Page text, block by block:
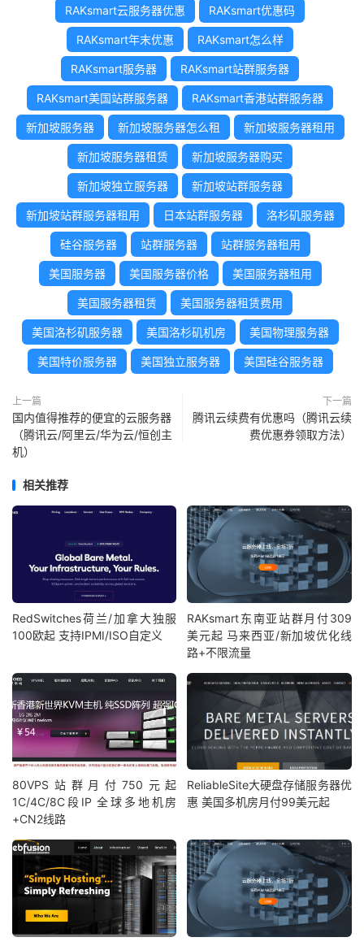
RAKsmart云服务器优惠 RAKsmart优惠码
RAKsmart年末优惠 RAKsmart怎么样
RAKsmart服务器 RAKsmart站群服务器
RAKsmart美国站群服务器 RAKsmart香港站群服务器
新加坡服务器 新加坡服务器怎么租 新加坡服务器租用
新加坡服务器租赁 新加坡服务器购买
新加坡独立服务器 新加坡站群服务器
新加坡站群服务器租用 日本站群服务器 洛杉矶服务器
硅谷服务器 站群服务器 站群服务器租用
美国服务器 美国服务器价格 美国服务器租用
美国服务器租赁 美国服务器租赁费用
美国洛杉矶服务器 美国洛杉矶机房 美国物理服务器
美国特价服务器 美国独立服务器 美国硅谷服务器
上一篇
国内值得推荐的便宜的云服务器
（腾讯云/阿里云/华为云/恒创主
机）
下一篇
腾讯云续费有优惠吗（腾讯云续
费优惠券领取方法）
相关推荐
RedSwitches荷兰/加拿大独服
100欧起 支持IPMI/ISO自定义
RAKsmart东南亚站群月付309
美元起 马来西亚/新加坡优化线
路+不限流量
80VPS站群月付750元起
1C/4C/8C段IP 全球多地机房
+CN2线路
ReliableSite大硬盘存储服务器优
惠 美国多机房月付99美元起